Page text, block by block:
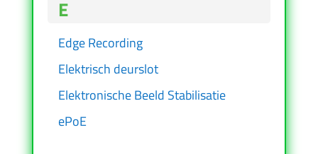
E
Edge Recording
Elektrisch deurslot
Elektronische Beeld Stabilisatie
ePoE